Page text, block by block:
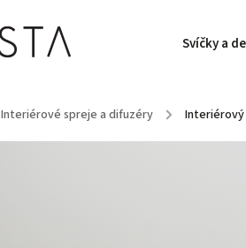
Svíčky a
Interiérové spreje a difuzéry / Interiérový